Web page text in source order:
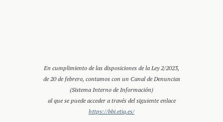
En cumplimiento de las disposiciones de la Ley 2/2023,
de 20 de febrero, contamos con un Canal de Denuncias
(Sistema Interno de Información)
al que se puede acceder a través del siguiente enlace
https://bbi.etiq.es/